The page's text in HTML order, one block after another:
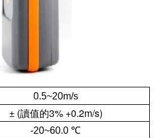
0.5~20m/s
± (讀值的3% +0.2m/s)
-20~60.0 ℃